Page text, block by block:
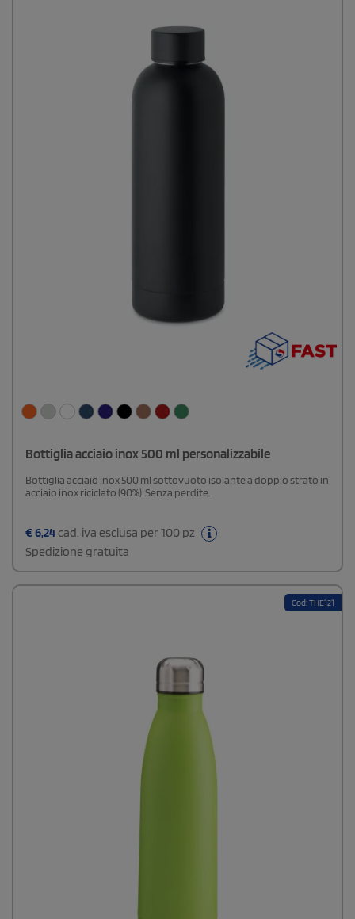
Bottiglia acciaio inox 500 ml personalizzabile
Bottiglia acciaio inox 500 ml sottovuoto isolante a doppio strato in
acciaio inox riciclato (90%). Senza perdite.
€ 6,24 cad. iva esclusa per 100 pz
Spedizione gratuita
Cod: THE121